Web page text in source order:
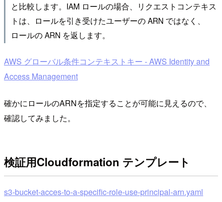
と比較します。IAM ロールの場合、リクエストコンテキス
トは、ロールを引き受けたユーザーの ARN ではなく、
ロールの ARN を返します。
AWS グローバル条件コンテキストキー - AWS Identity and
Access Management
確かにロールのARNを指定することが可能に見えるので、
確認してみました。
検証用Cloudformation テンプレート
s3-bucket-acces-to-a-specific-role-use-principal-arn.yaml